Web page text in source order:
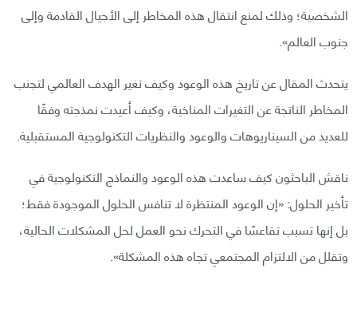
الشخصية؛ وذلك لمنع انتقال هذه المخاطر إلى الأجيال القادمة وإلى
جنوب العالم».
يتحدث المقال عن تاريخ هذه الوعود وكيف تغير الهدف العالمي لتجنب
المخاطر الناتجة عن التغيرات المناخية، وكيف أعيدت نمذجته وفقًا
للعديد من السيناريوهات والوعود والنظريات التكنولوجية المستقبلية.
ناقش الباحثون كيف ساعدت هذه الوعود والنماذج التكنولوجية في
تأخير الحلول: «إن الوعود المنتظرة لا تنافس الحلول الموجودة فقط؛
بل إنها تسبب تقاعسًا في التحرك نحو العمل لحل المشكلات الحالية،
وتقلل من الالتزام المجتمعي تجاه هذه المشكلة».